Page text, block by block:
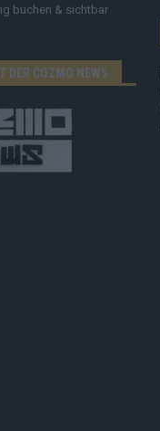
buchen & sichtbar
DER COZMO NEWS